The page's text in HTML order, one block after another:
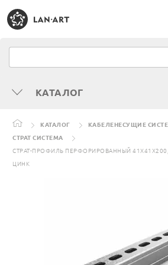
КАТАЛОГ
КАТАЛОГ КАБЕЛЕНЕСУЩИЕ
СТРАТ СИСТЕМА
СТРАТ-ПРОФИЛЬ ПЕРФОРИРОВАННЫЙ
ЦИНК